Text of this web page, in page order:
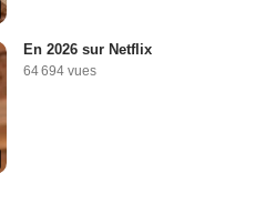
En 2026 sur Netflix
64 694 vues